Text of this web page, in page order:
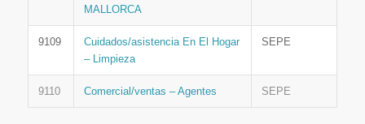
MALLORCA
9109
Cuidados/asistencia En El Hogar
– Limpieza
SEPE
9110 Comercial/ventas – Agentes SEPE